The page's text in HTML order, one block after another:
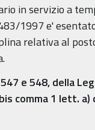
in servizio a
1997 e'
relativa al
e 548, della
comma 1 lett.